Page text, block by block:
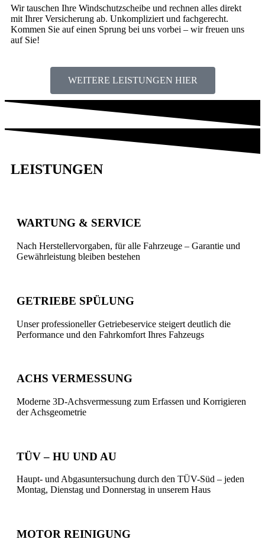
Wir tauschen Ihre Windschutzscheibe und rechnen alles direkt
mit Ihrer Versicherung ab. Unkompliziert und fachgerecht.
Kommen Sie auf einen Sprung bei uns vorbei – wir freuen uns
auf Sie!
WEITERE LEISTUNGEN HIER
LEISTUNGEN
WARTUNG & SERVICE
Nach Herstellervorgaben, für alle Fahrzeuge – Garantie und
Gewährleistung bleiben bestehen
GETRIEBE SPÜLUNG
Unser professioneller Getriebeservice steigert deutlich die
Performance und den Fahrkomfort Ihres Fahzeugs
ACHS VERMESSUNG
Moderne 3D-Achsvermessung zum Erfassen und Korrigieren
der Achsgeometrie
TÜV – HU UND AU
Haupt- und Abgasuntersuchung durch den TÜV-Süd – jeden
Montag, Dienstag und Donnerstag in unserem Haus
MOTOR REINIGUNG